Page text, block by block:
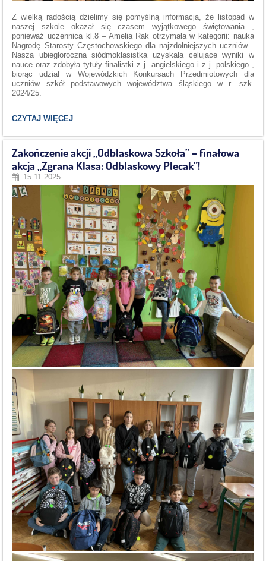
Z wielką radością dzielimy się pomyślną informacją, że listopad w
naszej szkole okazał się czasem wyjątkowego świętowania ,
ponieważ uczennica kl.8 – Amelia Rak otrzymała w kategorii: nauka
Nagrodę Starosty Częstochowskiego dla najzdolniejszych uczniów .
Nasza ubiegłoroczna siódmoklasistka uzyskała celujące wyniki w
nauce oraz zdobyła tytuły finalistki z j. angielskiego i z j. polskiego ,
biorąc udział w Wojewódzkich Konkursach Przedmiotowych dla
uczniów szkół podstawowych województwa śląskiego w r. szk.
2024/25.
WSPANIAŁY
NASZEJ
–
AMELII
RAK:
CZYTAJ WIĘCEJ
Zakończenie akcji „Odblaskowa Szkoła” – finałowa
akcja „Zgrana Klasa: Odblaskowy Plecak”!
15.11.2025